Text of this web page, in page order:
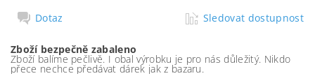
Dotaz Sledovat dostupnost
Zboží bezpečně zabaleno
Zboží balíme pečlivě. I obal výrobku je pro nás důležitý. Nikdo
přece nechce předávat dárek jak z bazaru.